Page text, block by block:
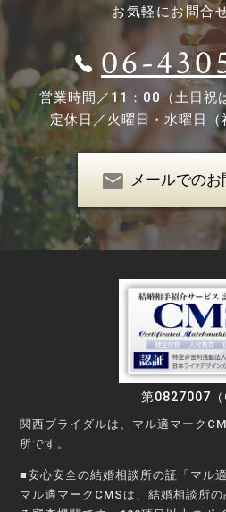
お気軽にお問合
06-
営業時間／ 11：00（土日祝
定休日／火曜日・水曜日（
メールでの
第0827007（
関西ブライダルは、マル適マーク
所です。
■安心安全の結婚相談所の証「マル
マル適マークCMSは、結婚相談所